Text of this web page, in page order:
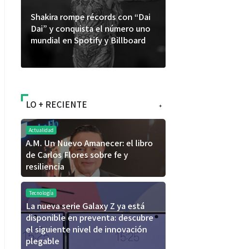
Shakira rompe récords con “Dai
Dai” y conquista el número uno
mundial en Spotify y Billboard
+
LO + RECIENTE
Actualidad
A.M. Un Nuevo Amanecer: el libro
de Carlos Flores sobre fe y
resiliencia
Tecnología
La nueva serie Galaxy Z ya está
disponible en preventa: descubre
el siguiente nivel de innovación
plegable